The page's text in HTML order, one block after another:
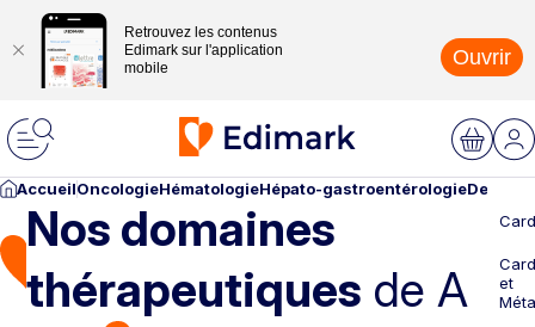
Retrouvez les contenus
Edimark sur l'application
mobile
Ouvrir
AccueilOncologieHématologieHépato-gastroentérologie
Nos domaines
thérapeutiques de A
et